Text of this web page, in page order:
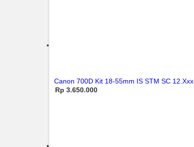
Canon 700D Kit 18-55mm IS STM SC 12.Xxx
Rp 3.650.000